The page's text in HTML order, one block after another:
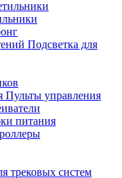
Подсветка для
Пульты управления
питания